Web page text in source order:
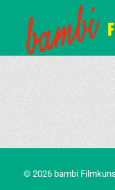
© 2026 bambi